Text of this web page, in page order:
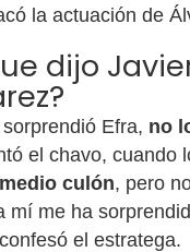
la actuación de
dijo
Efra, no
el chavo, cuando
culón, pero
mí me ha
el estratega.